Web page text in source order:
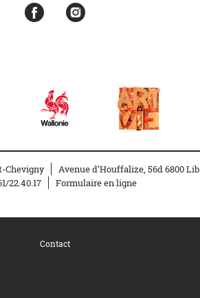
Chevigny
Avenue d’Houffalize, 56d 6800
22.40.17 Formulaire en ligne
Contact